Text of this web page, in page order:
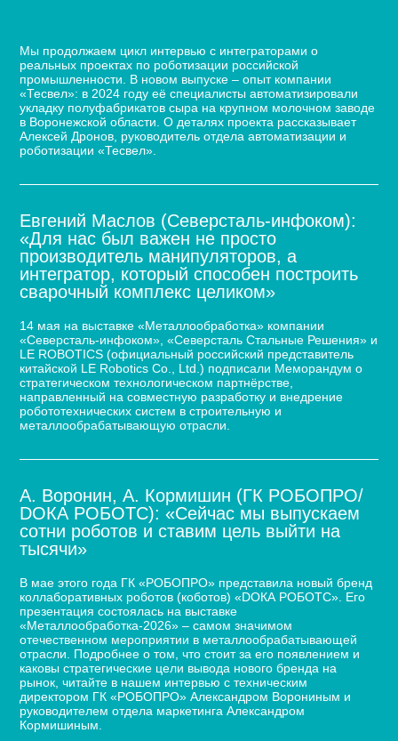
Мы продолжаем цикл интервью с интеграторами о
реальных проектах по роботизации российской
промышленности. В новом выпуске – опыт компании
«Тесвел»: в 2024 году её специалисты автоматизировали
укладку полуфабрикатов сыра на крупном молочном заводе
в Воронежской области. О деталях проекта рассказывает
Алексей Дронов, руководитель отдела автоматизации и
роботизации «Тесвел».
Евгений Маслов (Северсталь-инфоком):
«Для нас был важен не просто
производитель манипуляторов, а
интегратор, который способен построить
сварочный комплекс целиком»
14 мая на выставке «Металлообработка» компании
«Северсталь-инфоком», «Северсталь Стальные Решения» и
LE ROBOTICS (официальный российский представитель
китайской LE Robotics Co., Ltd.) подписали Меморандум о
стратегическом технологическом партнёрстве,
направленный на совместную разработку и внедрение
робототехнических систем в строительную и
металлообрабатывающую отрасли.
А. Воронин, А. Кормишин (ГК РОБОПРО/
DOКА РОБОТС): «Сейчас мы выпускаем
сотни роботов и ставим цель выйти на
тысячи»
В мае этого года ГК «РОБОПРО» представила новый бренд
коллаборативных роботов (коботов) «DОКА РОБОТС». Его
презентация состоялась на выставке
«Металлообработка-2026» – самом значимом
отечественном мероприятии в металлообрабатывающей
отрасли. Подробнее о том, что стоит за его появлением и
каковы стратегические цели вывода нового бренда на
рынок, читайте в нашем интервью с техническим
директором ГК «РОБОПРО» Александром Ворониным и
руководителем отдела маркетинга Александром
Кормишиным.